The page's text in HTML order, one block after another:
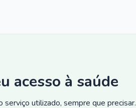
acesso à saúde
utilizado, sempre que precisar.